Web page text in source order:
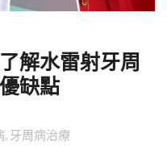
解水雷射牙周
缺點
, 牙周病治療